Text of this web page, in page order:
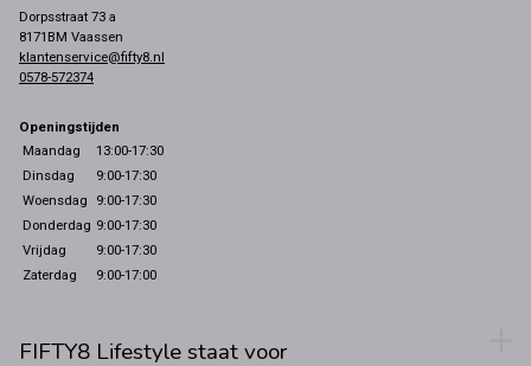
Dorpsstraat 73 a
8171BM Vaassen
klantenservice@fifty8.nl
0578-572374
Openingstijden
Maandag
13:00-17:30
Dinsdag
9:00-17:30
Woensdag
9:00-17:30
Donderdag 9:00-17:30
Vrijdag
9:00-17:30
Zaterdag
9:00-17:00
FIFTY8 Lifestyle staat voor